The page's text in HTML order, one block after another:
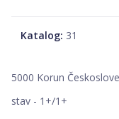
Katalog: 31
5000 Korun
stav - 1+/1+